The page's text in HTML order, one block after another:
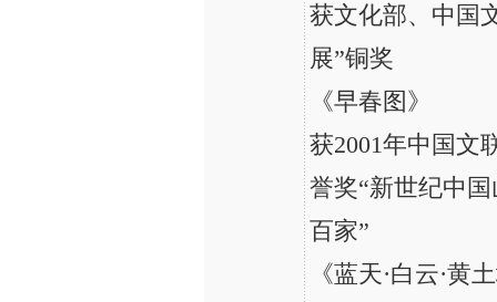
获文化部、中国
展”铜奖
《早春图》
获2001年中国文
誉奖“新世纪中
百家”
《蓝天·白云·黄